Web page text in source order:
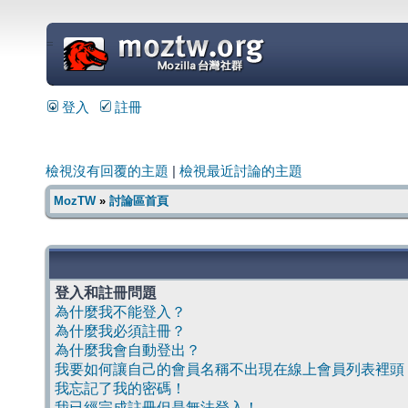
=
登入 註冊
檢視沒有回覆的主題 檢視最近討論的主題
MozTW» 討論區首頁
登入和註冊問題
為什麼我不能登入？
為什麼我必須註冊？
為什麼我會自動登出？
我要如何讓自己的會員名稱不出現在線上會員列表裡頭
我忘記了我的密碼！